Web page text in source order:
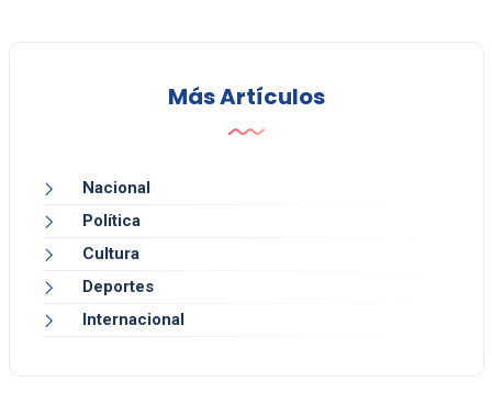
Más Artículos
Nacional
Política
Cultura
Deportes
Internacional